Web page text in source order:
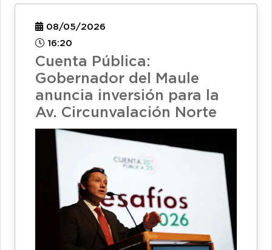
08/05/2026
16:20
Cuenta Pública:
Gobernador del Maule
anuncia inversión para la
Av. Circunvalación Norte